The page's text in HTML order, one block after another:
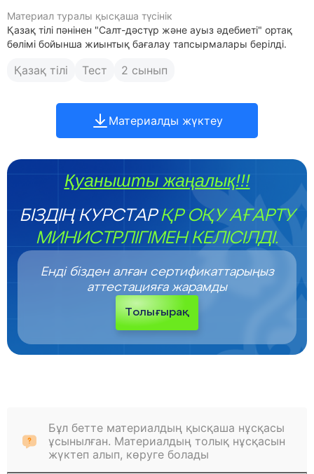
Материал туралы қысқаша түсінік
Қазақ тілі пәнінен "Салт-дәстүр және ауыз әдебиеті" ортақ
бөлімі бойынша жиынтық бағалау тапсырмалары берілді.
Қазақ тілі Тест 2 сынып
Материалды жүктеу
Қуанышты жаңалық!!!
БІЗДІҢ КУРСТАРҚР ОҚУ АҒАРТУ
МИНИСТРЛІГІМЕН КЕЛІСІЛДІ.
Енді бізден алған сертификаттарыңыз
аттестацияға жарамды
Толығырақ
Бұл бетте материалдың қысқаша нұсқасы
ұсынылған. Материалдың толық нұсқасын
жүктеп алып, көруге болады